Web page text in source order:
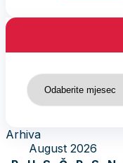
Arhiva
Arhiva
August 2026